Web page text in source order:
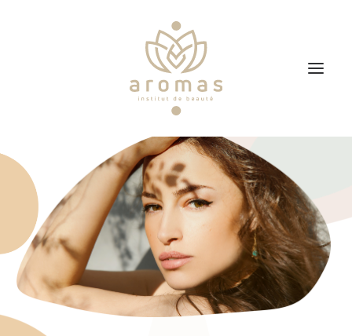
Soins
Je veux faire un bon cadeau
Plan d’accès
Prendre RDV